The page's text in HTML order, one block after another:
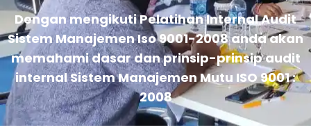
Dengan mengikuti Pelatihan Internal Audit
Sistem Manajemen Iso 9001-2008 anda akan
memahami dasar dan prinsip-prinsip audit
internal Sistem Manajemen Mutu ISO 9001 :
2008